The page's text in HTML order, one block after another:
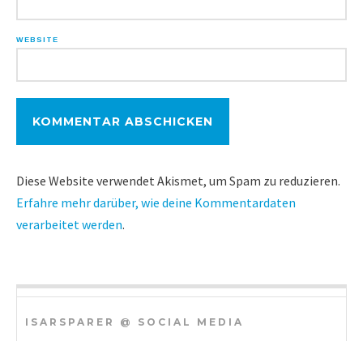
WEBSITE
Diese Website verwendet Akismet, um Spam zu reduzieren.
Erfahre mehr darüber, wie deine Kommentardaten
verarbeitet werden.
ISARSPARER @ SOCIAL MEDIA